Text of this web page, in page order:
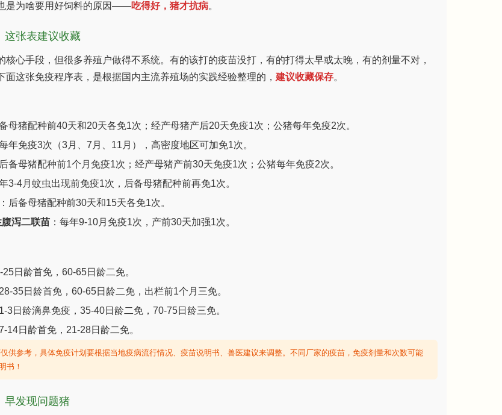
是为啥要用好饲料的原因——吃得好，猪才抗病。
这张表建议收藏
核心手段，但很多养殖户做得不系统。有的该打的疫苗没打，有的打得太早或太晚，有的剂量不对，
面这张免疫程序表，是根据国内主流养殖场的实践经验整理的， 建议收藏保存。
备母猪配种前40天和20天各免1次；经产母猪产后20天免疫1次；公猪每年免疫2次。
每年免疫3次（3月、7月、11月），高密度地区可加免1次。
后备母猪配种前1个月免疫1次；经产母猪产前30天免疫1次；公猪每年免疫2次。
年3-4月蚊虫出现前免疫1次，后备母猪配种前再免1次。
：后备母猪配种前30天和15天各免1次。
泻二联苗 ：每年9-10月免疫1次，产前30天加强1次。
25日龄首免，60-65日龄二免。
28-35日龄首免，60-65日龄二免，出栏前1个月三免。
1-3日龄滴鼻免疫，35-40日龄二免，70-75日龄三免。
7-14日龄首免，21-28日龄二免。
供参考，具体免疫计划要根据当地疫病流行情况、疫苗说明书、兽医建议来调整。不同厂家的疫苗，免疫剂量和次数可能
书！
早发现问题猪